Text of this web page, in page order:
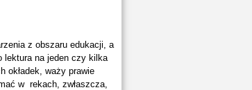
z obszaru edukacji, a
lektura na jeden czy kilka
okładek, waży prawie
w rekach, zwłaszcza,